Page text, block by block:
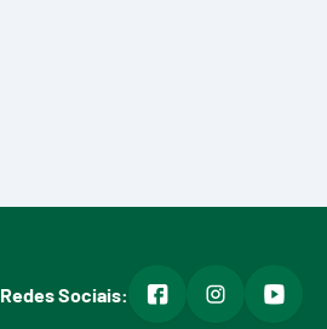
Redes Sociais: facebookinstagram